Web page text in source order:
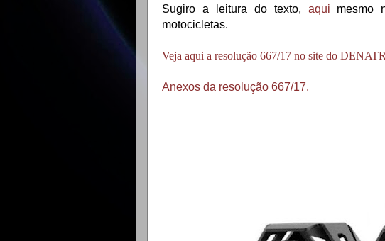
Sugiro a leitura do texto, aqui mesmo
motocicletas.
Veja aqui a resolução 667/17 no site do
Anexos da resolução 667/17.